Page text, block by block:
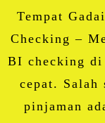
Tempat
Checking –
BI checking di
cepat. Salah
pinjaman